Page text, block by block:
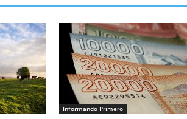
Informando Primero